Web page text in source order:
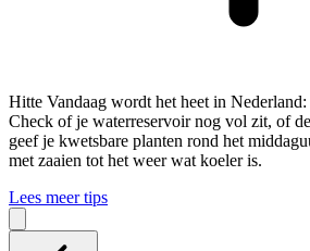
Hitte Vandaag wordt het heet in
Check of je waterreservoir nog vol zit, of
geef je kwetsbare planten rond het
met zaaien tot het weer wat koeler is.
Lees meer tips